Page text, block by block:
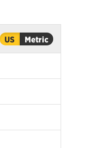
US Metric